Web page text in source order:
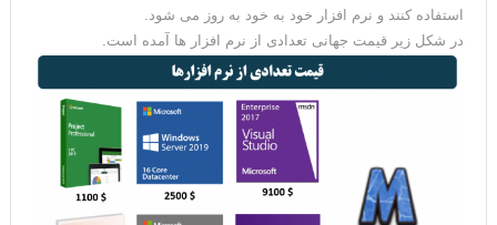
تری برای نرم افزار ارایه گردد این کاربران می توانند از نسخه جدیدتر
استفاده کنند و نرم افزار خود به خود به روز می شود.
در شکل زیر قیمت جهانی تعدادی از نرم افزار ها آمده است.